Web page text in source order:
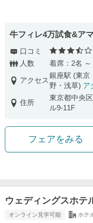
牛フィレ4万試食&ア
口コミ
人数
着席：2名 ～
アクセス
銀座駅 (東京
野・浅草) ア
住所
東京都中央
ル9-11F
フェアをみる
ウェディングスホテ
オンライン見学可能 ホテ